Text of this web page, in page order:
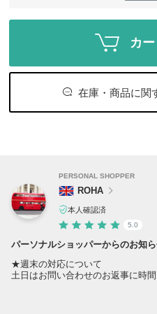
カ
在庫・商品に関
PERSONAL SHOPPER
ROHA
本人確認済
5.0
パーソナルショッパーからのお知
★週末の対応について
土日はお問い合わせのお返事に時